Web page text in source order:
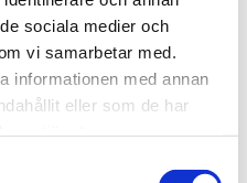
sociala medier och
vi samarbetar med.
informationen med annan
eller som de har